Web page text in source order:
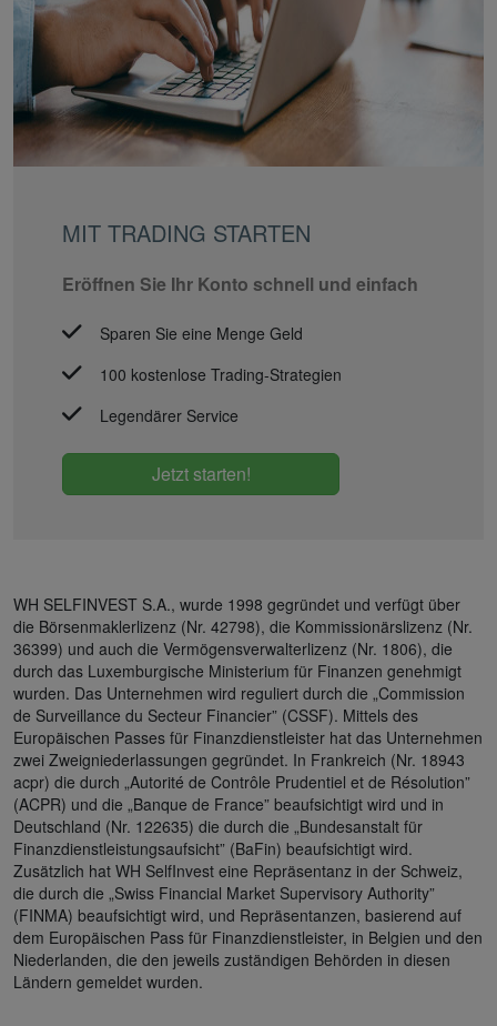
MIT TRADING STARTEN
Eröffnen Sie Ihr Konto schnell und einfach
Sparen Sie eine Menge Geld
100 kostenlose Trading-Strategien
Legendärer Service
Jetzt starten!
WH SELFINVEST S.A., wurde 1998 gegründet und verfügt über
die Börsenmaklerlizenz (Nr. 42798), die Kommissionärslizenz (Nr.
36399) und auch die Vermögensverwalterlizenz (Nr. 1806), die
durch das Luxemburgische Ministerium für Finanzen genehmigt
wurden. Das Unternehmen wird reguliert durch die „Commission
de Surveillance du Secteur Financier” (CSSF). Mittels des
Europäischen Passes für Finanzdienstleister hat das Unternehmen
zwei Zweigniederlassungen gegründet. In Frankreich (Nr. 18943
acpr) die durch „Autorité de Contrôle Prudentiel et de Résolution”
(ACPR) und die „Banque de France” beaufsichtigt wird und in
Deutschland (Nr. 122635) die durch die „Bundesanstalt für
Finanzdienstleistungsaufsicht” (BaFin) beaufsichtigt wird.
Zusätzlich hat WH SelfInvest eine Repräsentanz in der Schweiz,
die durch die „Swiss Financial Market Supervisory Authority”
(FINMA) beaufsichtigt wird, und Repräsentanzen, basierend auf
dem Europäischen Pass für Finanzdienstleister, in Belgien und den
Niederlanden, die den jeweils zuständigen Behörden in diesen
Ländern gemeldet wurden.